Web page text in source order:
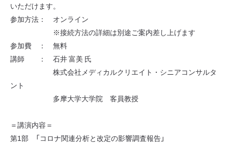
いただけます。
参加方法： オンライン
※接続方法の詳細は別途ご案内差し上げます
参加費 ： 無料
講師 ： 石井 富美 氏
株式会社メディカルクリエイト・シニアコンサルタ
ント
多摩大学大学院 客員教授
＝講演内容＝
第1部 「コロナ関連分析と改定の影響調査報告」